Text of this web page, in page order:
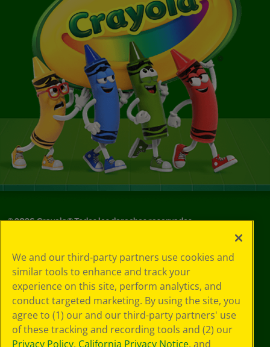
©2026Crayola® Todos los derechos reservados.
de privacidad
Política de
privacidad
Términos de SMS
GDPR
Aviso de
privacidad de CA
We and our third-party partners use cookies and
similar tools to enhance and track your
experience on this site, perform analytics, and
conduct targeted marketing. By using the site, you
agree to (1) our and our third-party partners' use
of these tracking and recording tools and (2) our
Privacy Policy, California Privacy Notice, and